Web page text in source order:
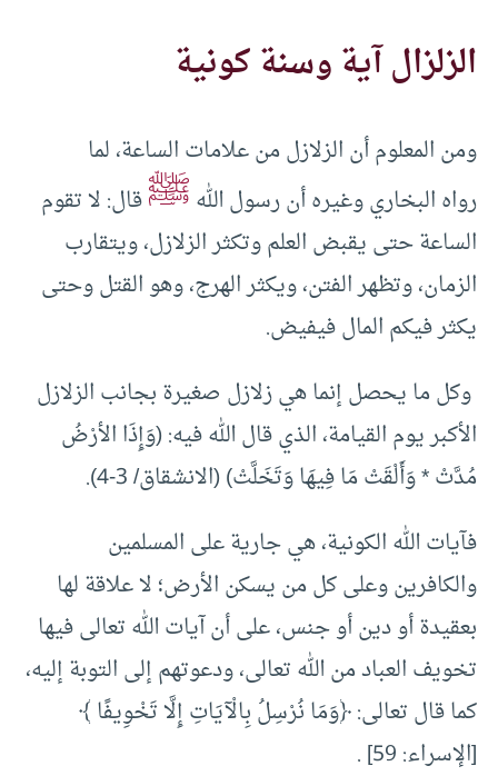
الزلزال آية وسنة كونية
ومن المعلوم أن الزلازل من علامات الساعة، لما
رواه البخاري وغيره أن رسول اللهﷺقال: لا تقوم
الساعة حتى يقبض العلم وتكثر الزلازل، ويتقارب
الزمان، وتظهر الفتن، ويكثر الهرج، وهو القتل وحتى
يكثر فيكم المال فيفيض.
وكل ما يحصل إنما هي زلازل صغيرة بجانب الزلازل
الأكبر يوم القيامة، الذي قال الله فيه: (وَإِذَا الأرْضُ
مُدَّتْ * وَأَلْقَتْ مَا فِيهَا وَتَخَلَّتْ) (الانشقاق/ 3-4).
فآيات الله الكونية، هي جارية على المسلمين
والكافرين وعلى كل من يسكن الأرض؛ لا علاقة لها
بعقيدة أو دين أو جنس، على أن آيات الله تعالى فيها
تخويف العباد من الله تعالى، ودعوتهم إلى التوبة إليه،
كما قال تعالى: ﴿وَمَا نُرْسِلُ بِالْآيَاتِ إِلَّا ‌تَخْوِيفًا ﴾
[الإسراء: 59] .